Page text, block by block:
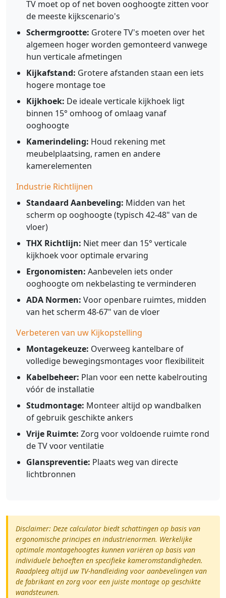
TV moet op of net boven ooghoogte zitten voor
de meeste kijkscenario's
Schermgrootte: Grotere TV's moeten over het
algemeen hoger worden gemonteerd vanwege
hun verticale afmetingen
Kijkafstand: Grotere afstanden staan een iets
hogere montage toe
Kijkhoek: De ideale verticale kijkhoek ligt
binnen 15° omhoog of omlaag vanaf
ooghoogte
Kamerindeling: Houd rekening met
meubelplaatsing, ramen en andere
kamerelementen
Industrie Richtlijnen
Standaard Aanbeveling: Midden van het
scherm op ooghoogte (typisch 42-48" van de
vloer)
THX Richtlijn: Niet meer dan 15° verticale
kijkhoek voor optimale ervaring
Ergonomisten: Aanbevelen iets onder
ooghoogte om nekbelasting te verminderen
ADA Normen: Voor openbare ruimtes, midden
van het scherm 48-67" van de vloer
Verbeteren van uw Kijkopstelling
Montagekeuze: Overweeg kantelbare of
volledige bewegingsmontages voor flexibiliteit
Kabelbeheer: Plan voor een nette kabelrouting
vóór de installatie
Studmontage: Monteer altijd op wandbalken
of gebruik geschikte ankers
Vrije Ruimte: Zorg voor voldoende ruimte rond
de TV voor ventilatie
Glanspreventie: Plaats weg van directe
lichtbronnen
Disclaimer: Deze calculator biedt schattingen op basis van
ergonomische principes en industrienormen. Werkelijke
optimale montagehoogtes kunnen variëren op basis van
individuele behoeften en specifieke kameromstandigheden.
Raadpleeg altijd uw TV-handleiding voor aanbevelingen van
de fabrikant en zorg voor een juiste montage op geschikte
wandsteunen.